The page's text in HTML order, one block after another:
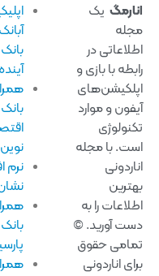
یک
در
با بازی و
و موارد
با مجله
را به
آورید. ©
حقوق
اناردونی
اپلیکیشن
آبانک
آینده
همراه
اقتصاد
نرم افزار
نشان
همراه
پارسیان
همراه